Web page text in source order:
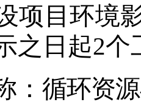
项目环境
之日起2个
：循环资